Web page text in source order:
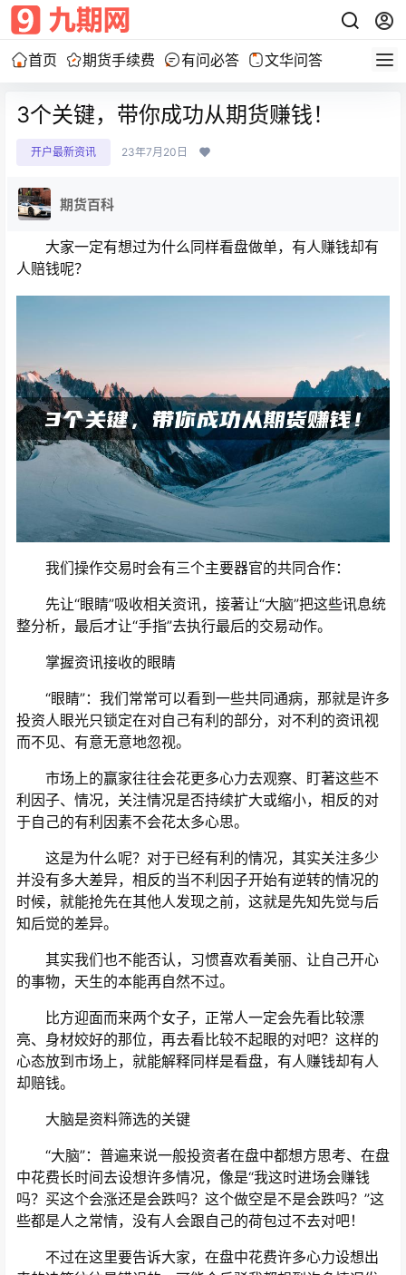
首页 期货手续费 有问必答 文华问答
3个关键，带你成功从期货赚钱！
开户最新资讯 23年7月20日
期货百科
大家一定有想过为什么同样看盘做单，有人赚钱却有
人赔钱呢？
我们操作交易时会有三个主要器官的共同合作：
先让“眼睛”吸收相关资讯，接著让“大脑”把这些讯息统
整分析，最后才让“手指”去执行最后的交易动作。
掌握资讯接收的眼睛
“眼睛”：我们常常可以看到一些共同通病，那就是许多
投资人眼光只锁定在对自己有利的部分，对不利的资讯视
而不见、有意无意地忽视。
市场上的赢家往往会花更多心力去观察、盯著这些不
利因子、情况，关注情况是否持续扩大或缩小，相反的对
于自己的有利因素不会花太多心思。
这是为什么呢？对于已经有利的情况，其实关注多少
并没有多大差异，相反的当不利因子开始有逆转的情况的
时候，就能抢先在其他人发现之前，这就是先知先觉与后
知后觉的差异。
其实我们也不能否认，习惯喜欢看美丽、让自己开心
的事物，天生的本能再自然不过。
比方迎面而来两个女子，正常人一定会先看比较漂
亮、身材姣好的那位，再去看比较不起眼的对吧？这样的
心态放到市场上，就能解释同样是看盘，有人赚钱却有人
却赔钱。
大脑是资料筛选的关键
“大脑”：普遍来说一般投资者在盘中都想方思考、在盘
中花费长时间去设想许多情况，像是“我这时进场会赚钱
吗？买这个会涨还是会跌吗？这个做空是不是会跌吗？”这
些都是人之常情，没有人会跟自己的荷包过不去对吧！
不过在这里要告诉大家，在盘中花费许多心力设想出